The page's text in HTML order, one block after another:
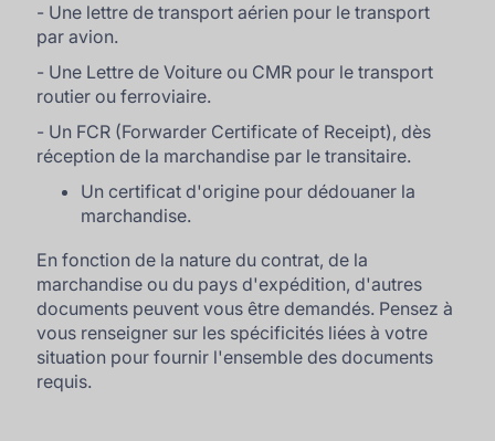
- Une lettre de transport aérien pour le transport
par avion.
- Une Lettre de Voiture ou CMR pour le transport
routier ou ferroviaire.
- Un FCR (Forwarder Certificate of Receipt), dès
réception de la marchandise par le transitaire.
Un certificat d'origine pour dédouaner la
marchandise.
En fonction de la nature du contrat, de la
marchandise ou du pays d'expédition, d'autres
documents peuvent vous être demandés. Pensez à
vous renseigner sur les spécificités liées à votre
situation pour fournir l'ensemble des documents
requis.